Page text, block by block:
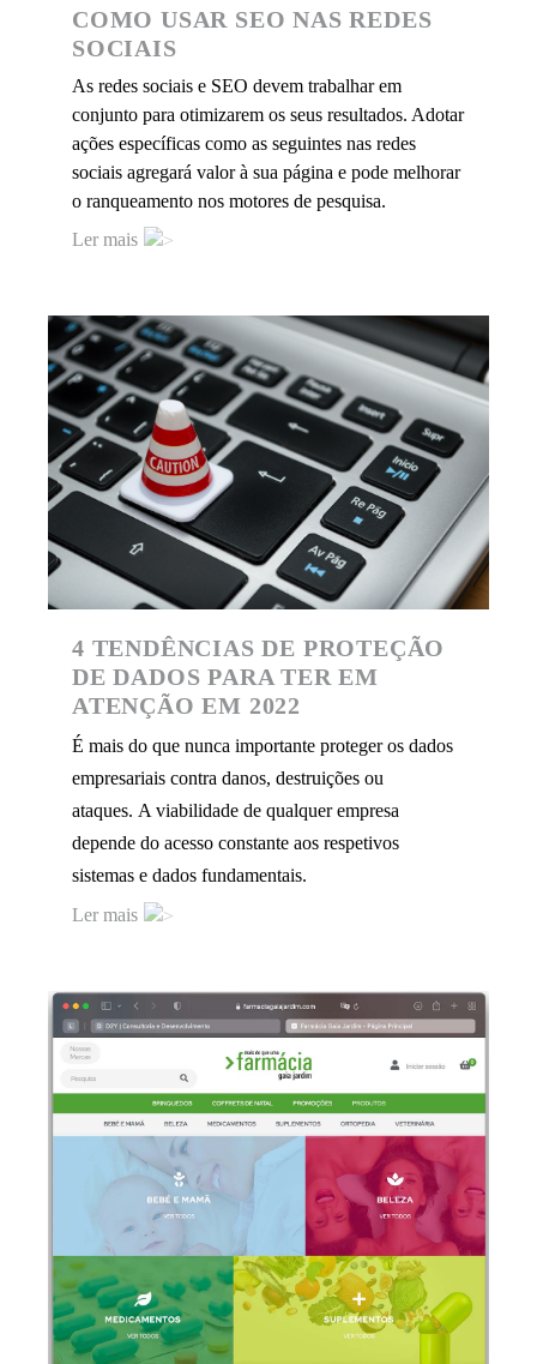
COMO USAR SEO NAS REDES
SOCIAIS
As redes sociais e SEO devem trabalhar em
conjunto para otimizarem os seus resultados. Adotar
ações específicas como as seguintes nas redes
sociais agregará valor à sua página e pode melhorar
o ranqueamento nos motores de pesquisa.
Ler mais
4 TENDÊNCIAS DE PROTEÇÃO
DE DADOS PARA TER EM
ATENÇÃO EM 2022
É mais do que nunca importante proteger os dados
empresariais contra danos, destruições ou
ataques. A viabilidade de qualquer empresa
depende do acesso constante aos respetivos
sistemas e dados fundamentais.
Ler mais